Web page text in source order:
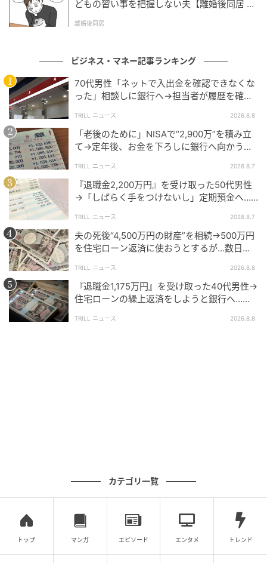
Sitakke
厳しいトレーニングを積む小林さんですが…こんな意
外な一面も。
「実を言うと、ジェットコースターとか嫌いなんです
けど…。F-15はあんまり怖くない」
どもの習い事を把握しない夫【離婚後同居 Vo
離婚後同居
ビジネス・マネー記事ランキング
70代男性「ネットで入出金を確認できなくな
った」相談しに銀行へ→担当者が履歴を確認
TRILL ニュース 2026.8.8
「老後のために」NISAで“2,900万”を積み立
て→定年後、お金を下ろしに銀行へ向かう
TRILL ニュース 2026.8.7
『退職金2,200万円』を受け取った50代男性
→「しばらく手をつけないし」定期預金へ…4
TRILL ニュース 2026.8.7
夫の死後“4,500万円の財産”を相続→500万円
を住宅ローン返済に使おうとするが…数日
TRILL ニュース 2026.8.8
『退職金1,175万円』を受け取った40代男性→
住宅ローンの繰上返済をしようと銀行へ…し
TRILL ニュース 2026.8.8
カテゴリ一覧
トップ マンガ エピソード エンタメ トレンド